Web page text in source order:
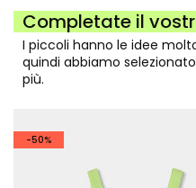
Completate il
I piccoli hanno le idee
quindi abbiamo
più.
-50%